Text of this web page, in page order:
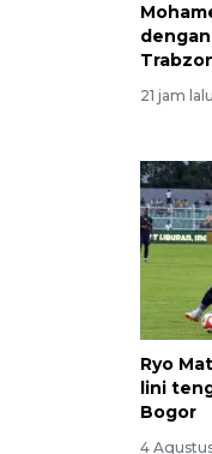
21 jam lalu
Ryo
lini
Bogor
4